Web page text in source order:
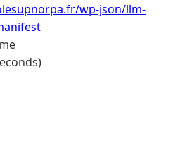
wp-json/llm-